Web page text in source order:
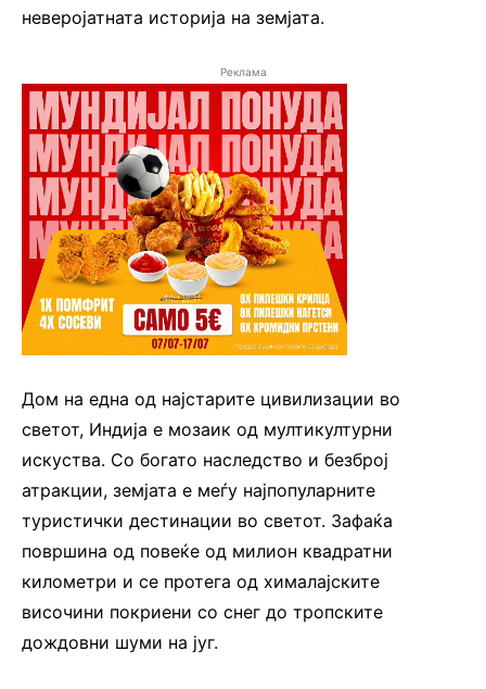
неверојатната историја на земјата.
Реклама
Дом на една од најстарите цивилизации во
светот, Индија е мозаик од мултикултурни
искуства. Со богато наследство и безброј
атракции, земјата е меѓу најпопуларните
туристички дестинации во светот. Зафаќа
површина од повеќе од милион квадратни
километри и се протега од хималајските
височини покриени со снег до тропските
дождовни шуми на југ.